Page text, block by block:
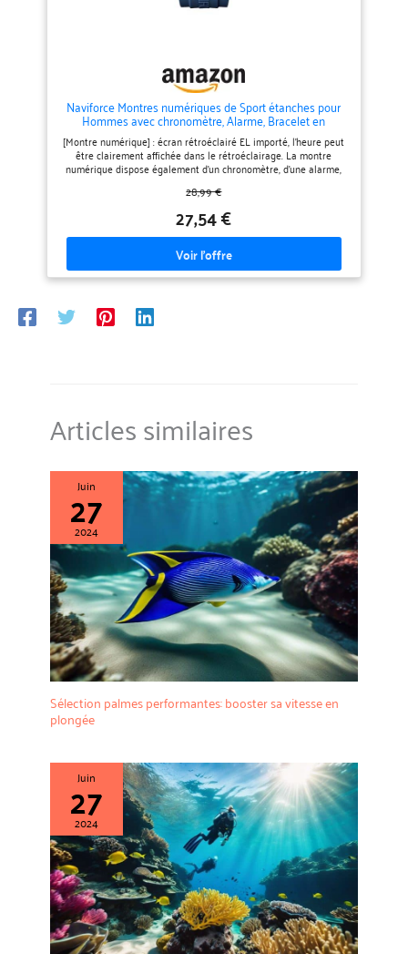
pour des sessions plus informées.
Fonctions sportives et horaires
montre d'extérieur, APACHE-D
comprend également un
podomètre, un suivi des calories,
un chronomètre, un compte à
rebours, l'heure mondiale, une
alarme, un affichage de la date
pour l'entraînement, les voyages
et une utilisation quotidienne.
clair, alimentation rechargeable.
Le grand écran FSTN est facile à
lire en plein jour et en faible
conçue pour les longues journées
Naviforce Montres numériques de Sport étanches pour
Hommes avec chronomètre, Alarme, Bracelet en
Caoutchouc, Montre-Bracelet pour Femmes
[Montre numérique] : écran rétroéclairé EL importé, l'heure peut
être clairement affichée dans le rétroéclairage. La montre
numérique dispose également d'un chronomètre, d'une alarme,
d'un signal horaire jour et date. [Sangle réglable] : bracelet
réglable en caoutchouc souple de 260 mm pour un tour de
poignet jusqu'à 25,4 cm, boîtier en résine de 45 mm avec lentille
acrylique, facile à lire. Étanche jusqu'à 5 ATM/50 m : en général,
convient pour la natation en eau peu profonde et la douche
froide, mais tenir à l'écart de l'eau chaude et de la vapeur, ne
convient pas pour les activités sous-marines de longue durée
telles que la plongée. [Montre de sport] : convient pour les
du sport, les fonctions multiples la rendent parfaite pour les
sports d'intérieur et d'extérieur, tels que la course, l'escalade, etc.
[Cadeau parfait] : un cadeau parfait pour la Saint-Valentin, un
28,99 €
27,54 €
Articles similaires
Juin
27
2024
Sélection palmes performantes: booster sa vitesse en
plongée
Juin
27
2024